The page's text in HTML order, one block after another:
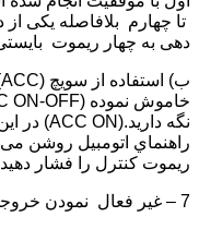
تا چهارم بلافاصله يكی
دهی به چهار ريموت بايستی در 10 ثانيه
ب) استفاده از سويچ (ACC)
راهنماي اتومبيل روشن
ريموت كنترل را فشار
7 – غير فعال نمودن خروجی ققل كودك